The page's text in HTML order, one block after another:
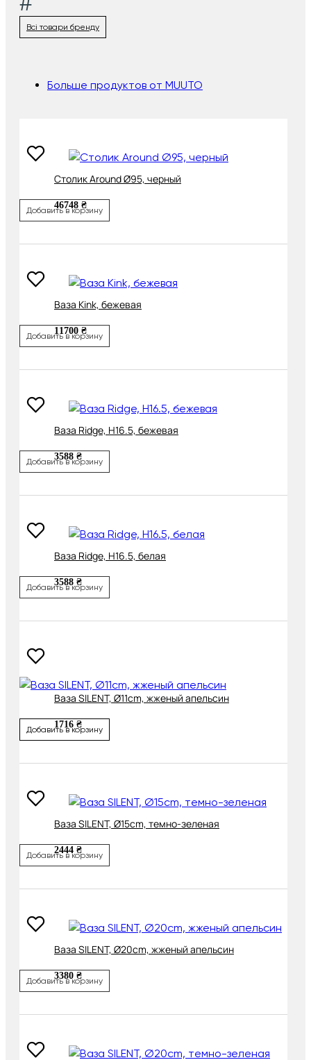
Всі товари бренду
Больше продуктов от MUUTO
Cтолик Around Ø95, черный
46748 ₴
Добавить в корзину
Ваза Kink, бежевая
11700 ₴
Добавить в корзину
Ваза Ridge, H16.5, бежевая
3588 ₴
Добавить в корзину
Ваза Ridge, H16.5, белая
3588 ₴
Добавить в корзину
Ваза SILENT, Ø11cm, жженый апельсин
1716 ₴
Добавить в корзину
Ваза SILENT, Ø15cm, темно-зеленая
2444 ₴
Добавить в корзину
Ваза SILENT, Ø20cm, жженый апельсин
3380 ₴
Добавить в корзину